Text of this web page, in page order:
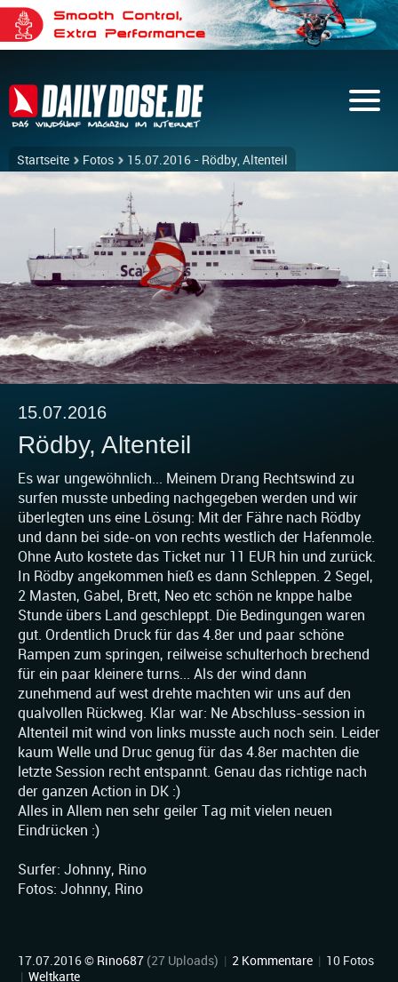
Startseite Fotos 15.07.2016 - Rödby, Altenteil
15.07.2016
Rödby, Altenteil
Es war ungewöhnlich... Meinem Drang Rechtswind zu
surfen musste unbeding nachgegeben werden und wir
überlegten uns eine Lösung: Mit der Fähre nach Rödby
und dann bei side-on von rechts westlich der Hafenmole.
Ohne Auto kostete das Ticket nur 11 EUR hin und zurück.
In Rödby angekommen hieß es dann Schleppen. 2 Segel,
2 Masten, Gabel, Brett, Neo etc schön ne knppe halbe
Stunde übers Land geschleppt. Die Bedingungen waren
gut. Ordentlich Druck für das 4.8er und paar schöne
Rampen zum springen, reilweise schulterhoch brechend
für ein paar kleinere turns... Als der wind dann
zunehmend auf west drehte machten wir uns auf den
qualvollen Rückweg. Klar war: Ne Abschluss-session in
Altenteil mit wind von links musste auch noch sein. Leider
kaum Welle und Druc genug für das 4.8er machten die
letzte Session recht entspannt. Genau das richtige nach
der ganzen Action in DK :)
Alles in Allem nen sehr geiler Tag mit vielen neuen
Eindrücken :)
Surfer: Johnny, Rino
Fotos: Johnny, Rino
17.07.2016 © Rino687 (27 Uploads) | 2 Kommentare | 10 Fotos
| Weltkarte